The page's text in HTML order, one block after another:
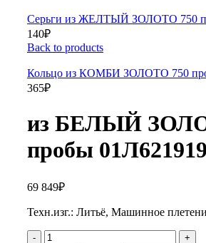
Серьги из ЖЕЛТЫЙ ЗОЛОТО 750
140₽
Back to products
Кольцо из КОМБИ ЗОЛОТО 750
365₽
из БЕЛЫЙ
пробы
69 849₽
Техн.изг.: Литьё, Машинное
из